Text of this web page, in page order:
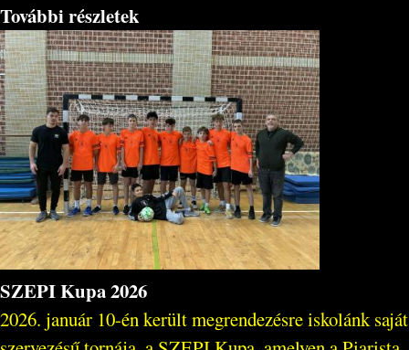
További részletek
SZEPI Kupa 2026
2026. január 10-én került megrendezésre iskolánk saját